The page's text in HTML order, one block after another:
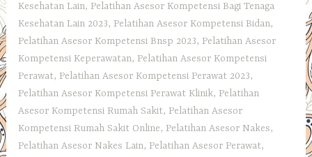
Kesehatan Lain, Pelatihan Asesor Kompetensi Bagi Tenaga
Kesehatan Lain 2023, Pelatihan Asesor Kompetensi Bidan,
Pelatihan Asesor Kompetensi Bnsp 2023, Pelatihan Asesor
Kompetensi Keperawatan, Pelatihan Asesor Kompetensi
Perawat, Pelatihan Asesor Kompetensi Perawat 2023,
Pelatihan Asesor Kompetensi Perawat Klinik, Pelatihan
Asesor Kompetensi Rumah Sakit, Pelatihan Asesor
Kompetensi Rumah Sakit Online, Pelatihan Asesor Nakes,
Pelatihan Asesor Nakes Lain, Pelatihan Asesor Perawat,